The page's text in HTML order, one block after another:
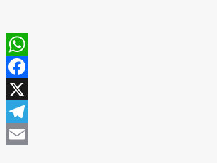
WhatsApp
Facebook
X
Telegram